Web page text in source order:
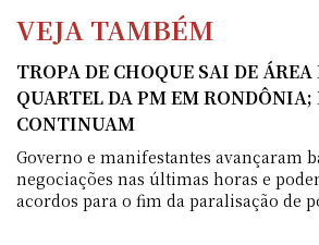
VEJA TAMBÉM
TROPA DE CHOQUE SAI DE
QUARTEL DA PM EM RONDÔNIA;
CONTINUAM
Governo e manifestantes avançaram
negociações nas últimas horas e
acordos para o fim da paralisação de